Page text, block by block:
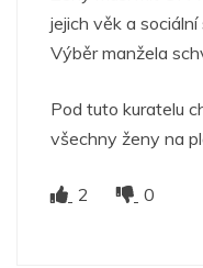
jejich věk a sociální
Výběr manžela
Pod tuto kuratelu
všechny ženy na
2 0